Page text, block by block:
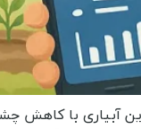
آبیاری با کاهش